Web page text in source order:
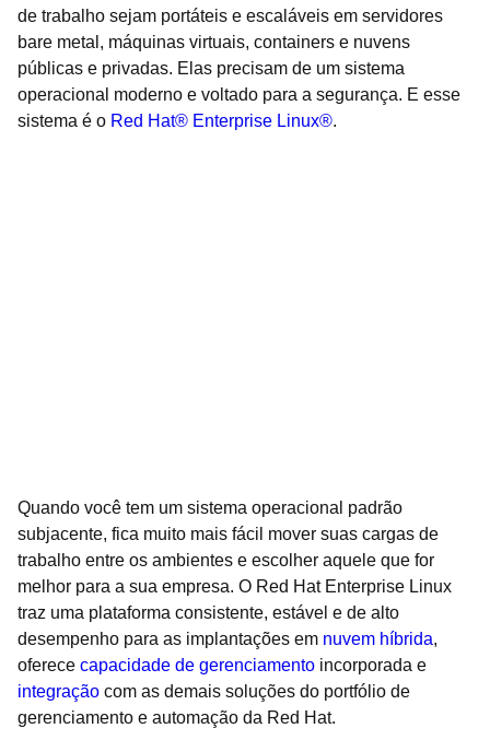
de trabalho sejam portáteis e escaláveis em servidores
bare metal, máquinas virtuais, containers e nuvens
públicas e privadas. Elas precisam de um sistema
operacional moderno e voltado para a segurança. E esse
sistema é o Red Hat® Enterprise Linux®.
Quando você tem um sistema operacional padrão
subjacente, fica muito mais fácil mover suas cargas de
trabalho entre os ambientes e escolher aquele que for
melhor para a sua empresa. O Red Hat Enterprise Linux
traz uma plataforma consistente, estável e de alto
desempenho para as implantações em nuvem híbrida,
oferece capacidade de gerenciamento incorporada e
integração com as demais soluções do portfólio de
gerenciamento e automação da Red Hat.